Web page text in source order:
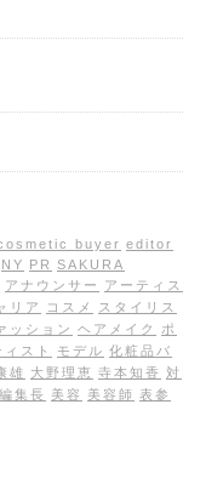
buyer editor
NY PR SAKURA
アナウンサー
アーティス
リア コスメ
スタイリス
ッション ヘアメイク
ポ
スト モデル 化粧品バ
雄 大野理恵 寺本知香
対
編集長 美容 美容師 表参